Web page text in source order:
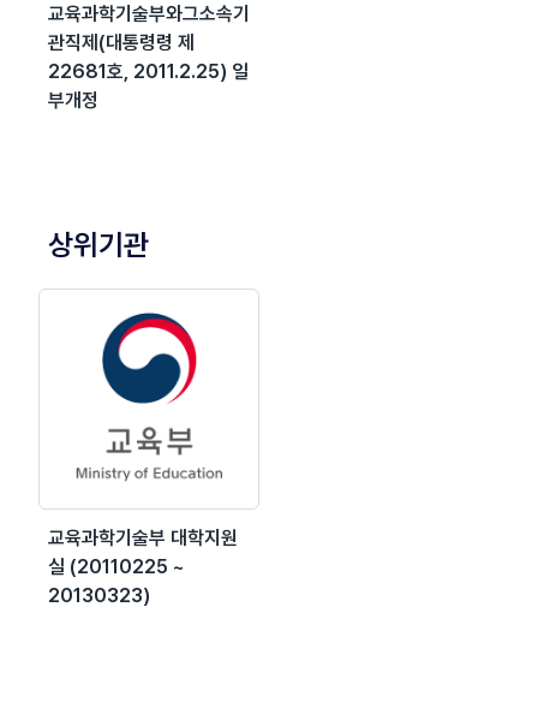
교육과학기술부와그소속기
관직제(대통령령 제
22681호, 2011.2.25) 일
부개정
상위기관
교육과학기술부 대학지원
실 (20110225 ~
20130323)